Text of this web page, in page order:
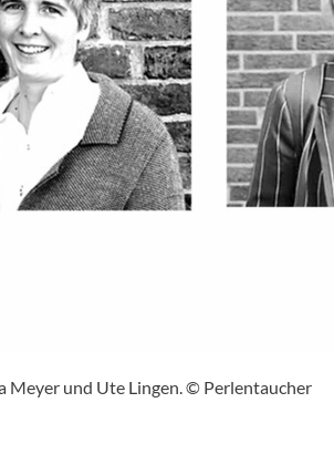
Meyer und Ute Lingen. © Perlentaucher